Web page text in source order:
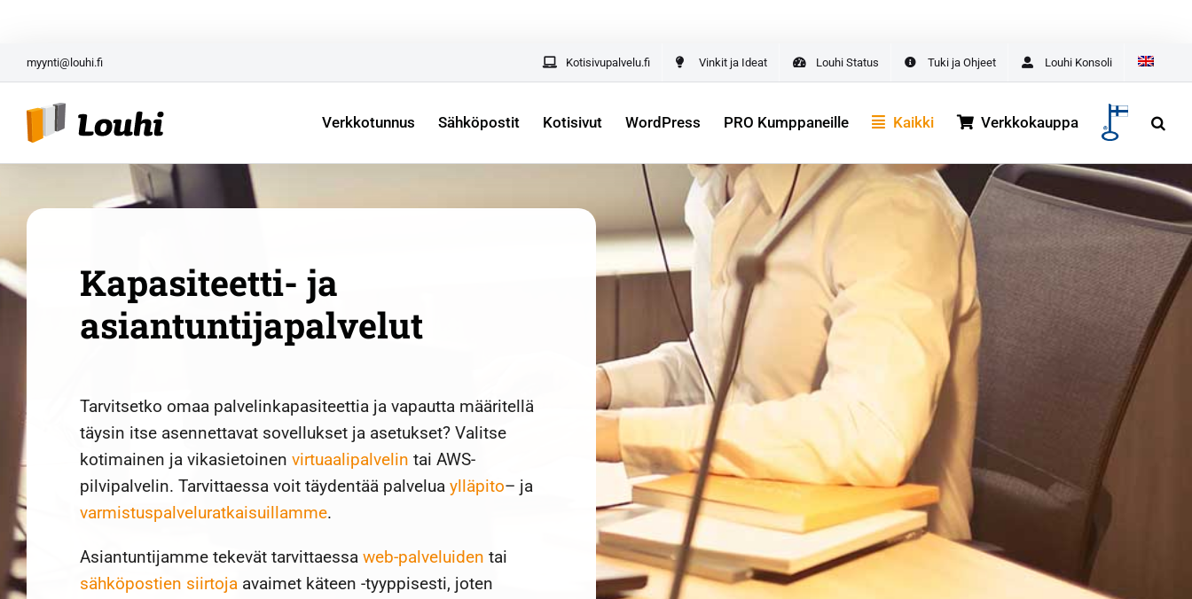
contentmyynti@louhi.fi Kotisivupalvelu.fi Vinkit ja Ideat Louhi Status Tuki ja Ohjeet Louhi Konsoli
Verkkotunnus Sähköpostit Kotisivut WordPress PRO Kumppaneille Kaikki Verkkokauppa
Kapasiteetti- ja
asiantuntijapalvelut
Tarvitsetko omaa palvelinkapasiteettia ja vapautta määritellä
täysin itse asennettavat sovellukset ja asetukset? Valitse
kotimainen ja vikasietoinenvirtuaalipalvelin tai AWS-
pilvipalvelin. Tarvittaessa voit täydentää palveluaylläpito– ja
varmistuspalveluratkaisuillamme.
Asiantuntijamme tekevät tarvittaessaweb-palveluiden tai
sähköpostien siirtoja avaimet käteen -tyyppisesti, joten